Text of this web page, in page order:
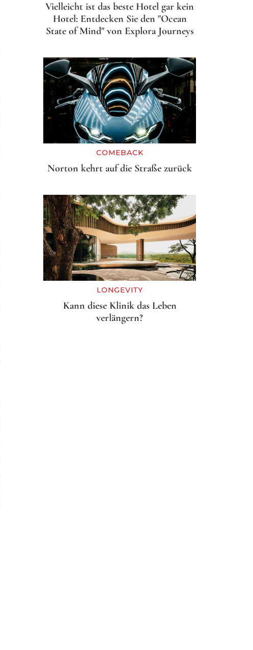
Vielleicht ist das beste Hotel gar kein
Hotel: Entdecken Sie den "Ocean
State of Mind" von Explora Journeys
COMEBACK
Norton kehrt auf die Straße zurück
LONGEVITY
Kann diese Klinik das Leben
verlängern?